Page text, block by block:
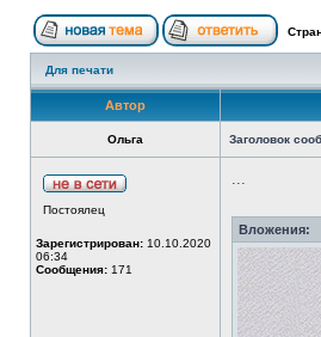
Для печати
Автор
Ольга Заголовок
Постоялец
Зарегистрирован: 10.10.2020
06:34
Сообщения: 171
...
Вложения: